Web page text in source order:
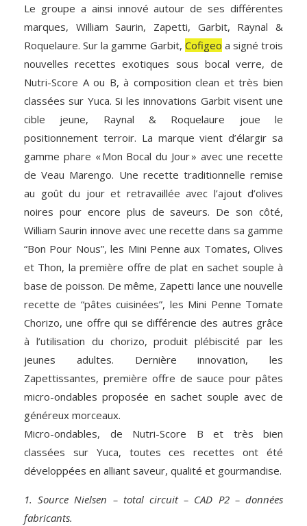
Le groupe a ainsi innové autour de ses différentes
marques, William Saurin, Zapetti, Garbit, Raynal &
Roquelaure. Sur la gamme Garbit, Cofigeo a signé trois
nouvelles recettes exotiques sous bocal verre, de
Nutri-Score A ou B, à composition clean et très bien
classées sur Yuca. Si les innovations Garbit visent une
cible jeune, Raynal & Roquelaure joue le
positionnement terroir. La marque vient d’élargir sa
gamme phare « Mon Bocal du Jour » avec une recette
de Veau Marengo. Une recette traditionnelle remise
au goût du jour et retravaillée avec l’ajout d’olives
noires pour encore plus de saveurs. De son côté,
William Saurin innove avec une recette dans sa gamme
“Bon Pour Nous”, les Mini Penne aux Tomates, Olives
et Thon, la première offre de plat en sachet souple à
base de poisson. De même, Zapetti lance une nouvelle
recette de “pâtes cuisinées”, les Mini Penne Tomate
Chorizo, une offre qui se différencie des autres grâce
à l’utilisation du chorizo, produit plébiscité par les
jeunes adultes. Dernière innovation, les
Zapettissantes, première offre de sauce pour pâtes
micro-ondables proposée en sachet souple avec de
généreux morceaux.
Micro-ondables, de Nutri-Score B et très bien
classées sur Yuca, toutes ces recettes ont été
développées en alliant saveur, qualité et gourmandise.
1. Source Nielsen – total circuit – CAD P2 – données
fabricants.